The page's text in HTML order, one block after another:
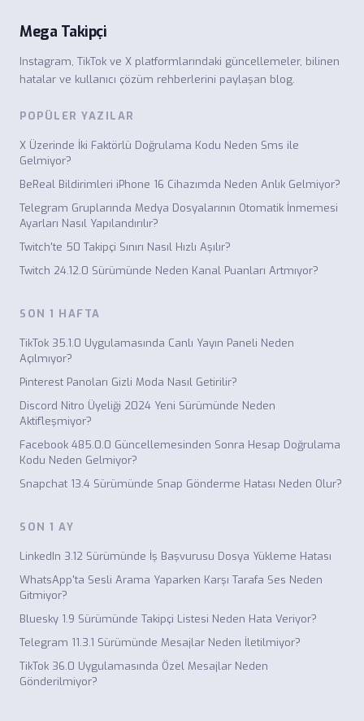
Mega Takipçi
Instagram, TikTok ve X platformlarındaki güncellemeler, bilinen
hatalar ve kullanıcı çözüm rehberlerini paylaşan blog.
POPÜLER YAZILAR
X Üzerinde İki Faktörlü Doğrulama Kodu Neden Sms ile
Gelmiyor?
BeReal Bildirimleri iPhone 16 Cihazımda Neden Anlık Gelmiyor?
Telegram Gruplarında Medya Dosyalarının Otomatik İnmemesi
Ayarları Nasıl Yapılandırılır?
Twitch'te 50 Takipçi Sınırı Nasıl Hızlı Aşılır?
Twitch 24.12.0 Sürümünde Neden Kanal Puanları Artmıyor?
SON 1 HAFTA
TikTok 35.1.0 Uygulamasında Canlı Yayın Paneli Neden
Açılmıyor?
Pinterest Panoları Gizli Moda Nasıl Getirilir?
Discord Nitro Üyeliği 2024 Yeni Sürümünde Neden
Aktifleşmiyor?
Facebook 485.0.0 Güncellemesinden Sonra Hesap Doğrulama
Kodu Neden Gelmiyor?
Snapchat 13.4 Sürümünde Snap Gönderme Hatası Neden Olur?
SON 1 AY
LinkedIn 3.12 Sürümünde İş Başvurusu Dosya Yükleme Hatası
WhatsApp'ta Sesli Arama Yaparken Karşı Tarafa Ses Neden
Gitmiyor?
Bluesky 1.9 Sürümünde Takipçi Listesi Neden Hata Veriyor?
Telegram 11.3.1 Sürümünde Mesajlar Neden İletilmiyor?
TikTok 36.0 Uygulamasında Özel Mesajlar Neden
Gönderilmiyor?